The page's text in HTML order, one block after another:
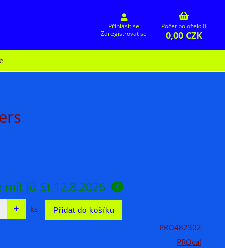
Přihlásit se
Zaregistrovat se
Počet položek: 0
0,00 CZK
mít již St 12.8.2026
ks
PRO482302
PROcal